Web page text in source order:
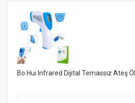
Bo Hui Infrared Dijital Temassız Ateş